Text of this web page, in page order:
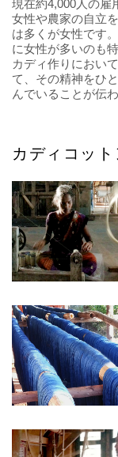
現在約4,000人の雇
女性や農家の自立
は多くが女性です
に女性が多いのも
カディ作りにおい
て、その精神をひ
んでいることが伝
カディコッ